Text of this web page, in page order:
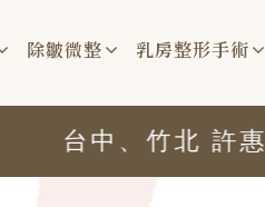
除皺微整 乳房整形手術
台中、竹北 許惠翔